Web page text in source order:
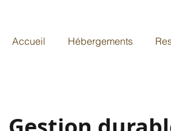
Accueil Hébergements